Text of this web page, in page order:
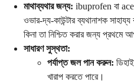
মাথাব্যথার জন্য: ibuprofen বা
ওভার-দ্য-কাউন্টার ব্যথানাশক
কিনা তা নিশ্চিত করার জন্য প্রথমে
সাধারণ সুস্থতা:
পর্যাপ্ত জল পান করুন:
খারাপ করতে পারে।